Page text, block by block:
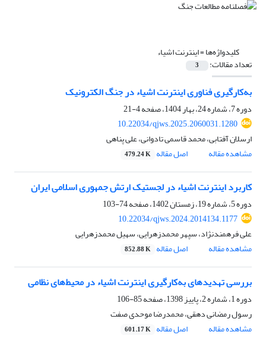
کلیدواژه‌ها =اینترنت اشیاء
تعداد مقالات: 3
به‌کارگیری فناوری اینترنت اشیاء در جنگ الکترونیک
دوره 7، شماره 24، بهار 1404، صفحه
4-21
10.22034/qjws.2025.2060031.1280
ارسلان آفتابی، محمد قاسمی تادوانی، علی پناهی
مشاهده مقاله
اصل مقاله 479.24 K
کاربرد اینترنت اشیاء در لجستیک ارتش جمهوری اسلامی ایران
دوره 5، شماره 19، زمستان 1402، صفحه
74-103
10.22034/qjws.2024.2014134.1177
علی فرهمندنژاد، سپهر محمدزهرایی، سهیل محمدزهرایی
مشاهده مقاله
اصل مقاله 852.88 K
بررسی تهدیدهای به‌کارگیری اینترنت اشیاء در محیط‌های نظامی
دوره 1، شماره 2، پاییز 1398، صفحه
85-106
رسول رمضانی دهقی، محمدرضا موحدی صفت
مشاهده مقاله
اصل مقاله 601.17 K